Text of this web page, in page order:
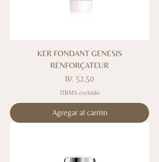
KER FONDANT GENESIS
RENFORÇATEUR
Precio
B/. 52.50
ITBMS excluido
Agregar al carrito